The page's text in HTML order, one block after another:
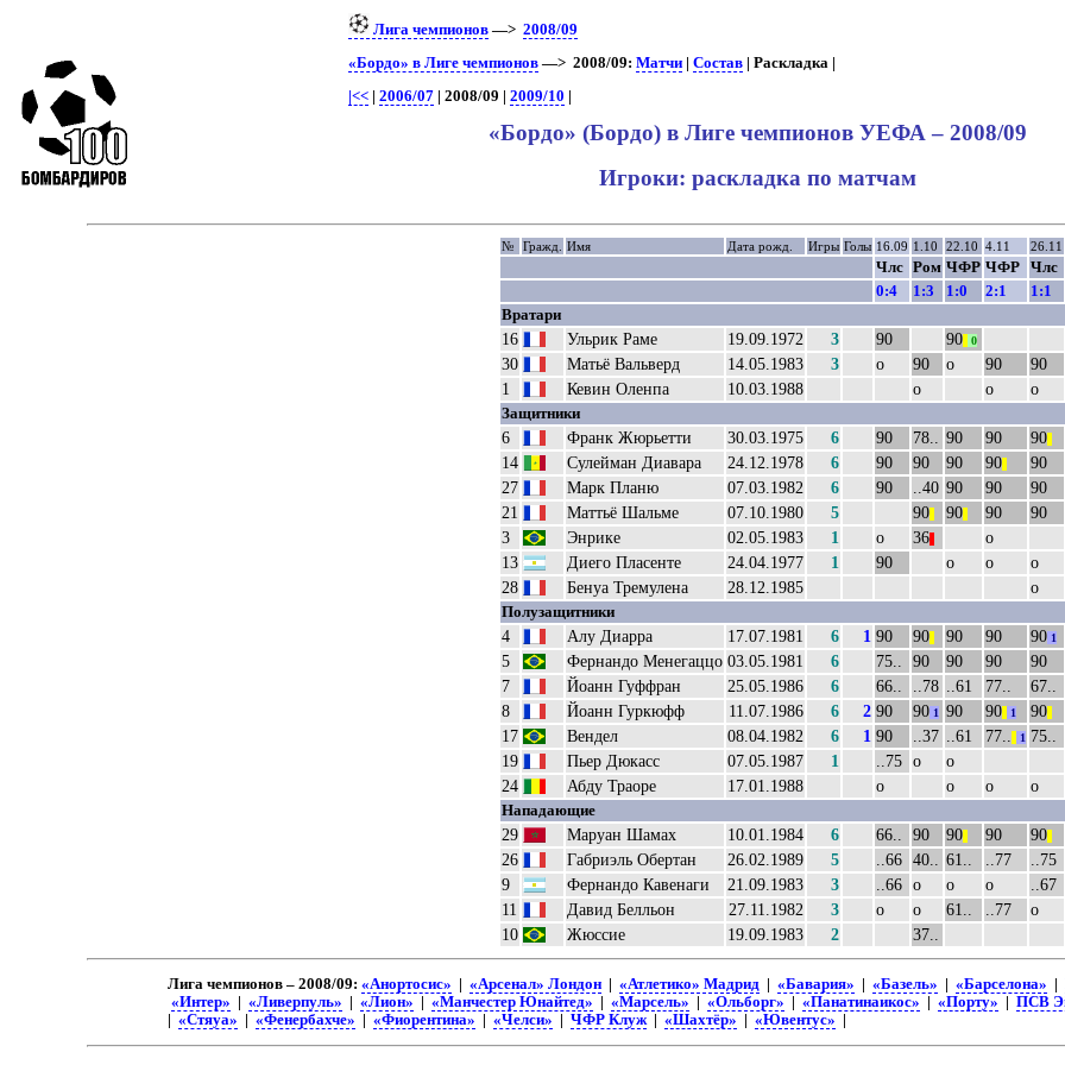
Лига чемпионов —> 2008/09
«Бордо» в Лиге чемпионов —> 2008/09: Матчи | Состав | Раскладка |
|<< | 2006/07 | 2008/09 | 2009/10 |
«Бордо» (Бордо) в Лиге чемпионов УЕФА – 2008/09
Игроки: раскладка по матчам
№ Гражд. Имя Дата рожд. Игры Голы 16.09 1.10 22.10 4.11 26.11
Члс Ром ЧФР ЧФР Члс
0:4
1:3 1:0 2:1 1:1
Вратари
16 Ульрик Раме 19.09.1972 3 90 90 0
30
Матьё Вальверд 14.05.1983 3 о 90 о 90 90
1
Кевин Оленпа 10.03.1988 о о о
Защитники
6 Франк Жюрьетти 30.03.1975 6 90 78.. 90 90 90
14 Сулейман Диавара 24.12.1978 6 90 90 90 90 90
27 Марк Планю 07.03.1982 6 90 ..40 90 90 90
21
Маттьё Шальме 07.10.1980 5 90 90 90 90
3 Энрике 02.05.1983 1 о 36
о
13
Диего Пласенте 24.04.1977 1 90 о о о
28
Бенуа Тремулена 28.12.1985 о
Полузащитники
4 Алу Диарра 17.07.1981 6 1 90 90 90 90 90 1
5
Фернандо Менегаццо 03.05.1981 6 75.. 90 90 90 90
7
Йоанн Гуффран 25.05.1986 6 66.. ..78 ..61 77.. 67..
8
Йоанн Гуркюфф 11.07.1986 6 2 90 90 1 90 90 1 90
17
Вендел 08.04.1982 6 1 90 ..37 ..61 77.. 1 75..
19
Пьер Дюкасс 07.05.1987 1 ..75 о
о
24
Абду Траоре 17.01.1988 о о о о
Нападающие
29 Маруан Шамах 10.01.1984 6 66.. 90 90 90 90
26
Габриэль Обертан 26.02.1989 5 ..66 40.. 61.. ..77
..75
9
Фернандо Кавенаги 21.09.1983 3 ..66 о о о ..67
11
Давид Белльон 27.11.1982 3 о о 61.. ..77 о
10
Жюссие 19.09.1983 2 37..
Лига чемпионов – 2008/09: «Анортосис» | «Арсенал» Лондон| «Атлетико» Мадрид| «Бавария» | «Базель» | «Барселона» |
«Интер» | «Ливерпуль» | «Лион» | «Манчестер Юнайтед» | «Марсель» | «Ольборг» | «Панатинаикос» | «Порту» | ПСВ
| «Стяуа» | «Фенербахче» | «Фиорентина» | «Челси» | ЧФР Клуж| «Шахтёр» | «Ювентус» |